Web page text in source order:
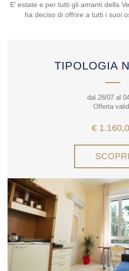
E’ estate e per tutti gli amanti della
ha deciso di offrire a tutti i suoi
TIPOLOGIA
dal 28/07 al
Offerta
€
SCOPRI